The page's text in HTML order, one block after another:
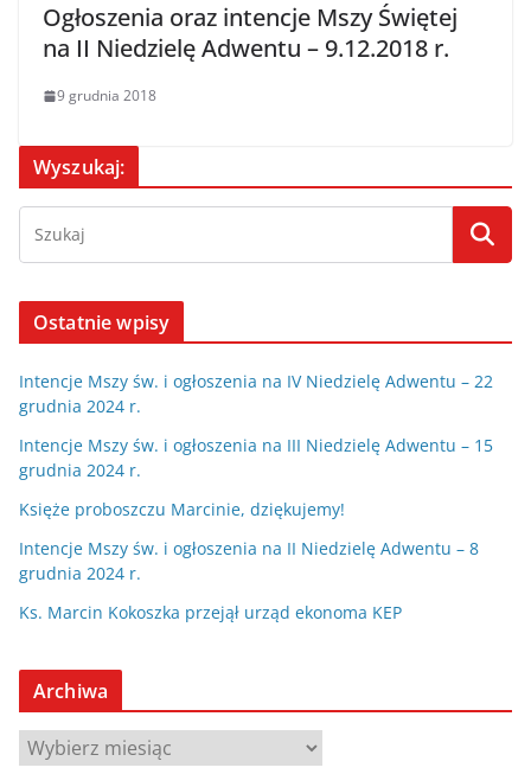
Ogłoszenia oraz intencje Mszy Świętej
na II Niedzielę Adwentu – 9.12.2018 r.
9 grudnia 2018
Wyszukaj:
Ostatnie wpisy
Intencje Mszy św. i ogłoszenia na IV Niedzielę Adwentu – 22
grudnia 2024 r.
Intencje Mszy św. i ogłoszenia na III Niedzielę Adwentu – 15
grudnia 2024 r.
Księże proboszczu Marcinie, dziękujemy!
Intencje Mszy św. i ogłoszenia na II Niedzielę Adwentu – 8
grudnia 2024 r.
Ks. Marcin Kokoszka przejął urząd ekonoma KEP
Archiwa
A